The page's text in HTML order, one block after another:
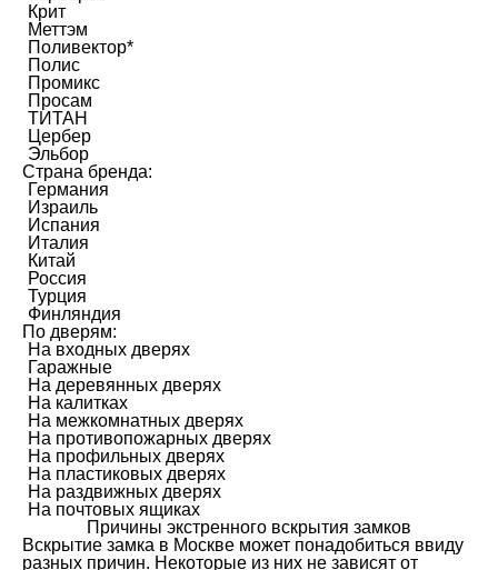
Крит
Меттэм
Поливектор*
Полис
Промикс
Просам
ТИТАН
Цербер
Эльбор
Страна бренда:
Германия
Израиль
Испания
Италия
Китай
Россия
Турция
Финляндия
По дверям:
На входных дверях
Гаражные
На деревянных дверях
На калитках
На межкомнатных дверях
На противопожарных дверях
На профильных дверях
На пластиковых дверях
На раздвижных дверях
На почтовых ящиках
Причины экстренного вскрытия замков
Вскрытие замка в Москве может понадобиться ввиду
разных причин. Некоторые из них не зависят от